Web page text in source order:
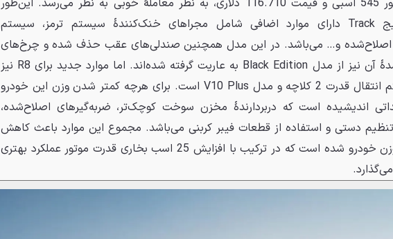
GT-R با موتور 545 اسبی و قیمت 116.710 دلاری، به نظر معاملهٔ خوبی به نظر می‌رسد. این‌طور
نیست؟! پکیج Track دارای موارد اضافی شامل مجراهای خنک‌کنندهٔ سیستم ترمز، سیستم
اصلاح‌شده و… می‌باشد. در این مدل همچنین صندلی‌های عقب حذف شده و چرخ‌های
فورج کاری شدهٔ آن نیز از مدل Black Edition به عاریت گرفته شده‌اند. اما موارد جدید برای R8 نیز
شامل سیستم انتقال قدرت 2 کلاچه و مدل V10 Plus است. برای هرچه کمتر شدن وزن این خودرو
اندیشیده است که دربردارندهٔ مخزن سوخت کوچک‌تر، ضربه‌گیرهای اصلاح‌شده،
دستی و استفاده از قطعات فیبر کربنی می‌باشد. مجموع این موارد باعث کاهش
59 کیلوگرم وزن خودرو شده است که در ترکیب با افزایش 25 اسب بخاری قدرت موتور عملکرد بهتری